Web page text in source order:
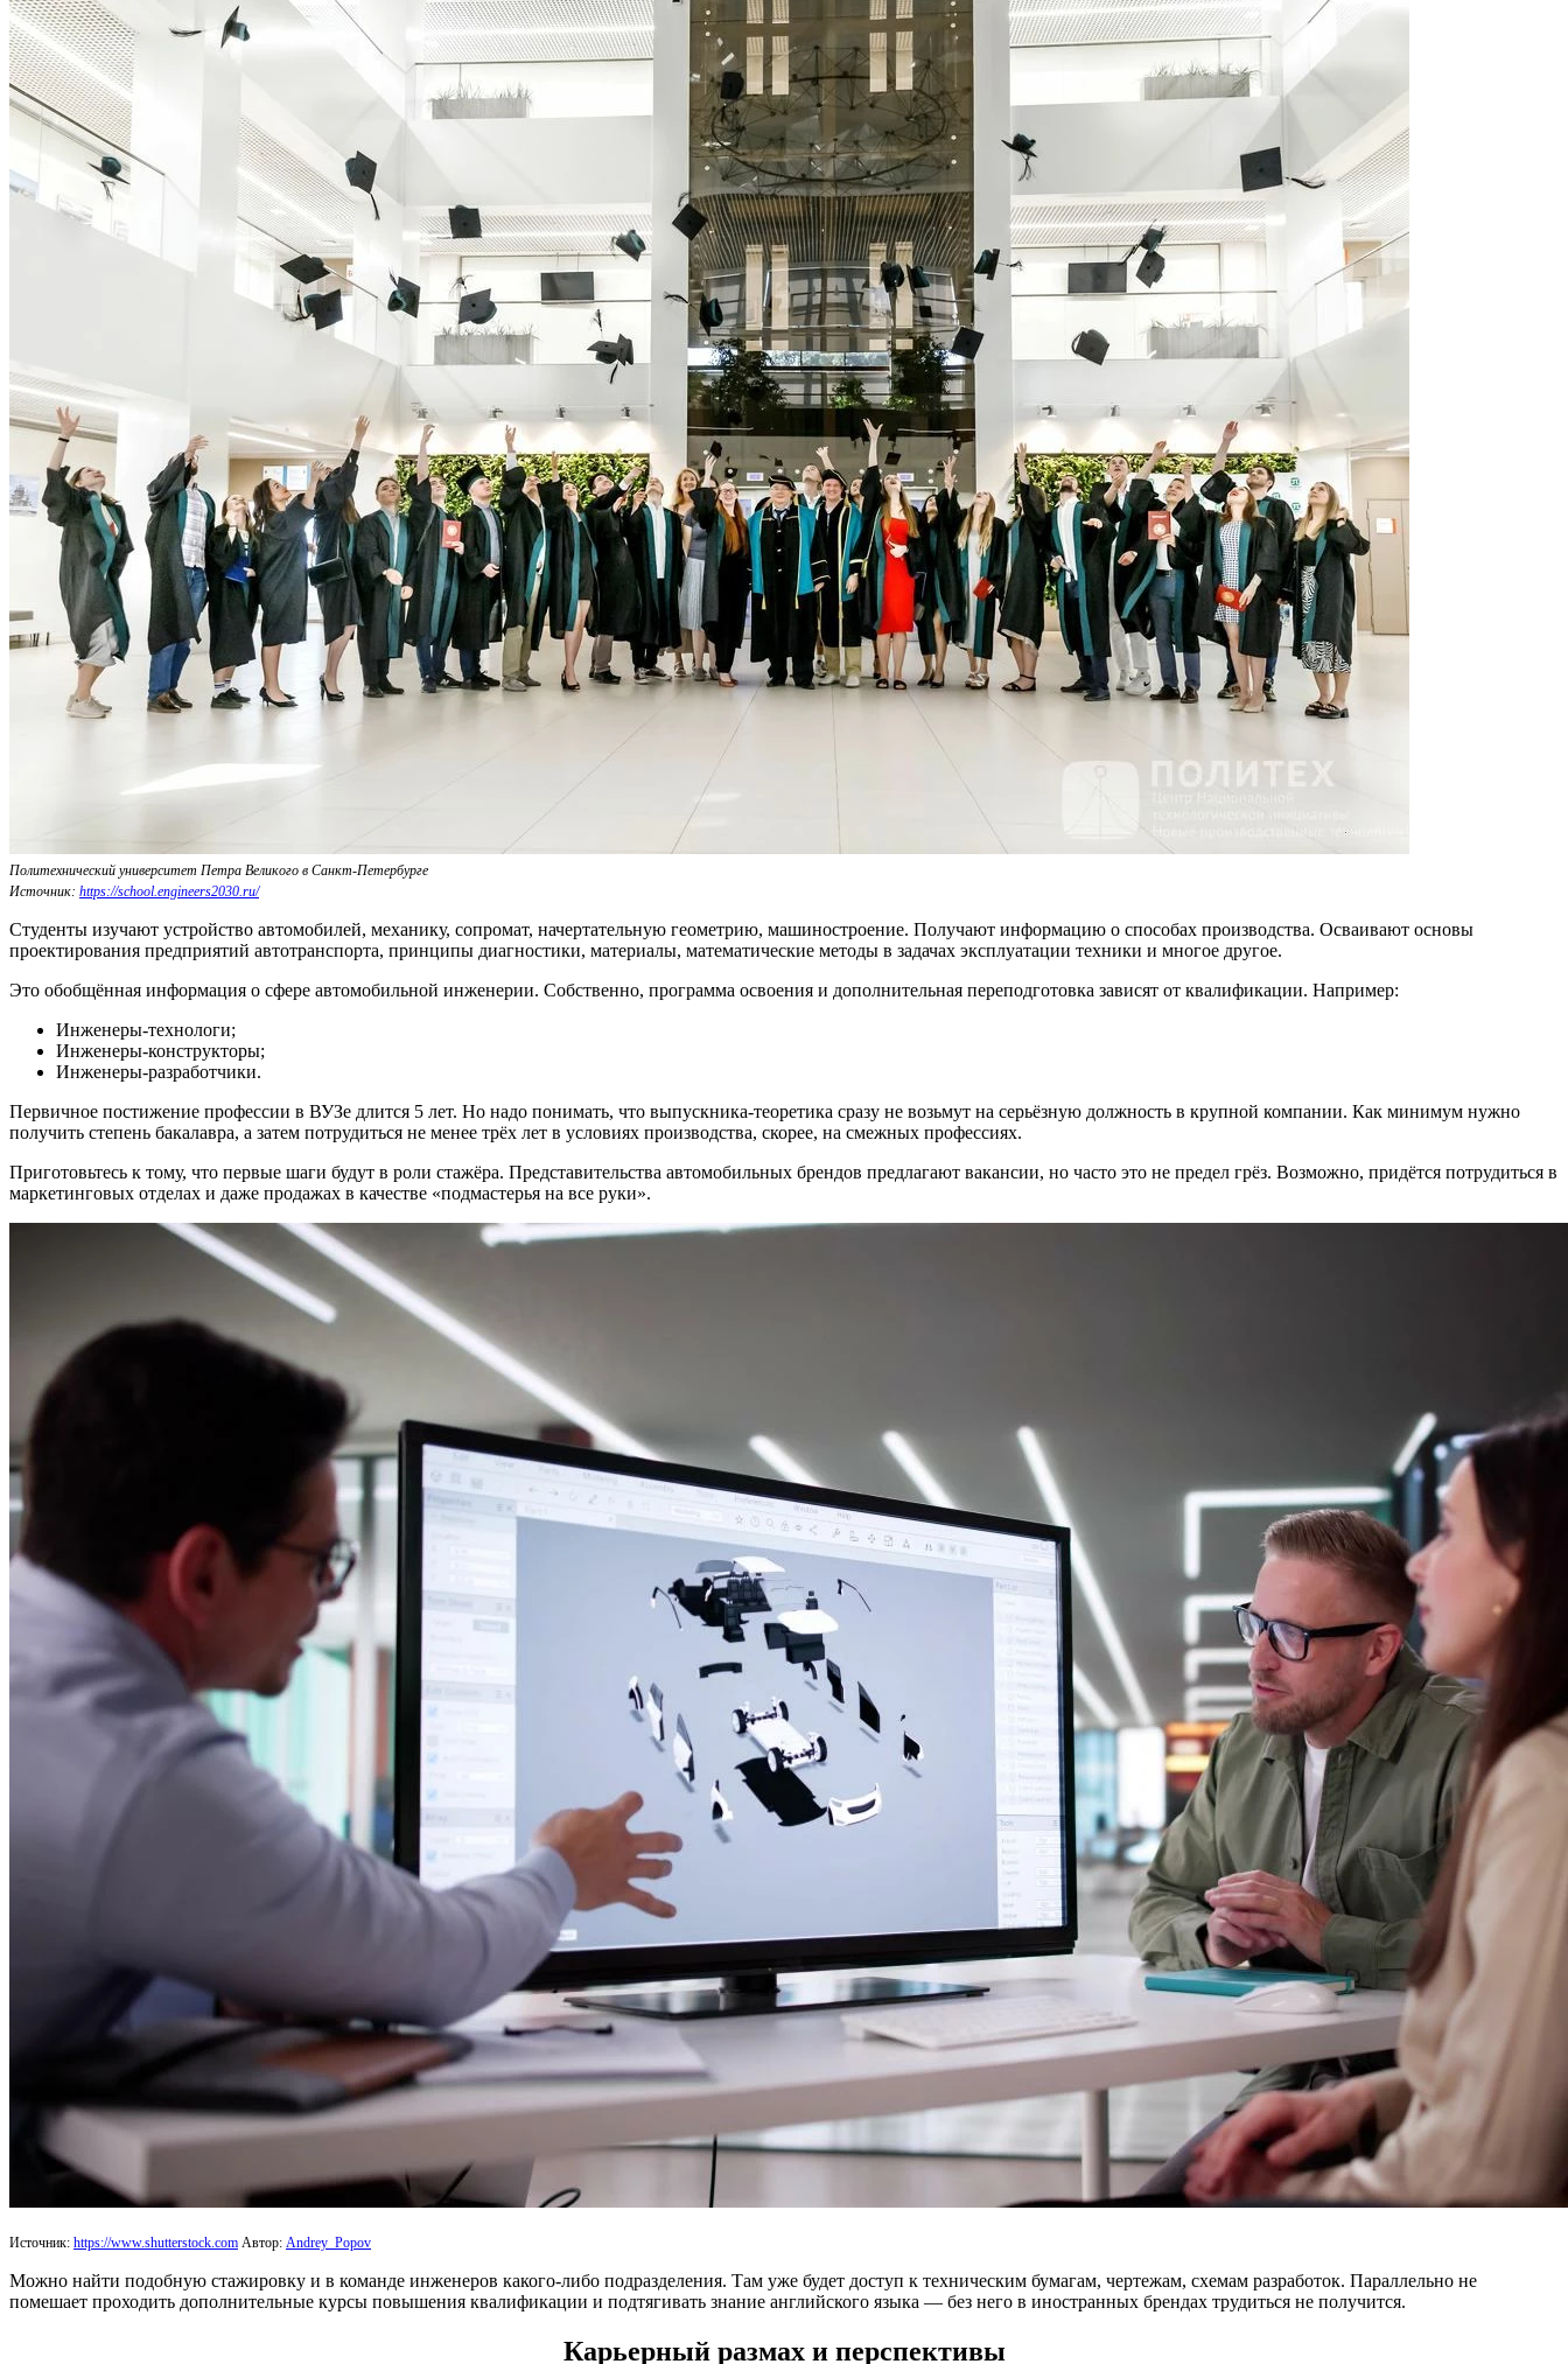
Политехнический университет Петра Великого в Санкт-Петербурге
Источник: https://school.engineers2030.ru/
Студенты изучают устройство автомобилей, механику, сопромат, начертательную геометрию, машиностроение. Получают информацию о способах производства. Осваивают основы
проектирования предприятий автотранспорта, принципы диагностики, материалы, математические методы в задачах эксплуатации техники и многое другое.
Это обобщённая информация о сфере автомобильной инженерии. Собственно, программа освоения и дополнительная переподготовка зависят от квалификации. Например:
Инженеры-технологи;
Инженеры-конструкторы;
Инженеры-разработчики.
Первичное постижение профессии в ВУЗе длится 5 лет. Но надо понимать, что выпускника-теоретика сразу не возьмут на серьёзную должность в крупной компании. Как минимум нужно
получить степень бакалавра, а затем потрудиться не менее трёх лет в условиях производства, скорее, на смежных профессиях.
Приготовьтесь к тому, что первые шаги будут в роли стажёра. Представительства автомобильных брендов предлагают вакансии, но часто это не предел грёз. Возможно, придётся потрудиться в
маркетинговых отделах и даже продажах в качестве «подмастерья на все руки».
Источник: https://www.shutterstock.com Автор: Andrey_Popov
Можно найти подобную стажировку и в команде инженеров какого-либо подразделения. Там уже будет доступ к техническим бумагам, чертежам, схемам разработок. Параллельно не
помешает проходить дополнительные курсы повышения квалификации и подтягивать знание английского языка — без него в иностранных брендах трудиться не получится.
Карьерный размах и перспективы